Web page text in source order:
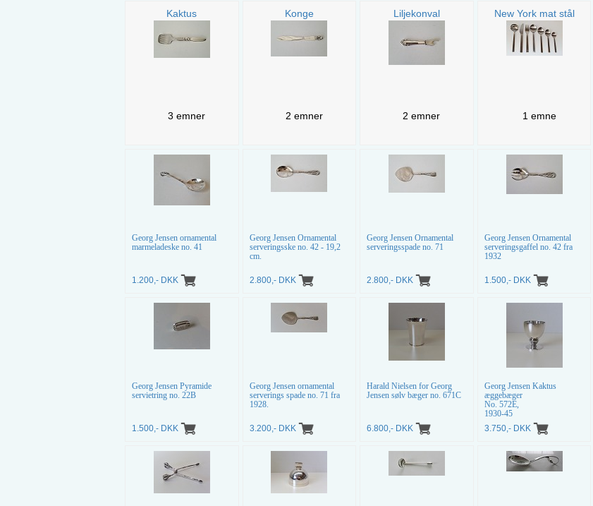
Kaktus
3 emner
Konge
2 emner
Liljekonval
2 emner
New York mat stål
1 emne
Georg Jensen ornamental
marmeladeske no. 41
1.200,- DKK
Georg Jensen Ornamental
serveringsske no. 42 - 19,2
cm.
2.800,- DKK
Georg Jensen Ornamental
serveringsspade no. 71
2.800,- DKK
Georg Jensen Ornamental
serveringsgaffel no. 42 fra
1932
1.500,- DKK
Georg Jensen Pyramide
servietring no. 22B
1.500,- DKK
Georg Jensen ornamental
serverings spade no. 71 fra
1928.
3.200,- DKK
Harald Nielsen for Georg
Jensen sølv bæger no. 671C
6.800,- DKK
Georg Jensen Kaktus
æggebæger
No. 572E,
1930-45
3.750,- DKK